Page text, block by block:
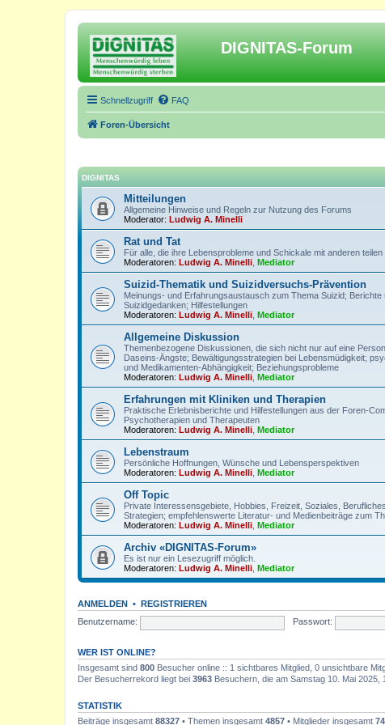
DIGNITAS-Forum
Schnellzugriff FAQ
Foren-Übersicht
DIGNITAS
Mitteilungen
Allgemeine Hinweise und Regeln zur Nutzung des Forums
Moderator: Ludwig A. Minelli
Rat und Tat
Für alle, die ihre Lebensprobleme und Schickale mit anderen
Moderatoren: Ludwig A. Minelli Mediator
Suizid-Thematik und Suizidversuchs-Prävention
Meinungs- und Erfahrungsaustausch zum Thema Suizid;
Suizidgedanken; Hilfestellungen
Moderatoren: Ludwig A. Minelli Mediator
Allgemeine Diskussion
Themenbezogene Diskussionen, die sich nicht nur auf eine
Daseins-Ängste; Bewältigungsstrategien bei Lebensmüdigkeit;
und Medikamenten-Abhängigkeit; Beziehungsprobleme
Moderatoren: Ludwig A. Minelli Mediator
Erfahrungen mit Kliniken und Therapien
Praktische Erlebnisberichte und Hilfestellungen aus der Foren-
Psychotherapien und Therapeuten
Moderatoren: Ludwig A. Minelli Mediator
Lebenstraum
Persönliche Hoffnungen, Wünsche und Lebensperspektiven
Moderatoren: Ludwig A. Minelli Mediator
Off Topic
Private Interessensgebiete, Hobbies, Freizeit, Soziales,
Strategien; empfehlenswerte Literatur- und Medienbeiträge zum
Moderatoren: Ludwig A. Minelli Mediator
Archiv «DIGNITAS-Forum»
Es ist nur ein Lesezugriff möglich.
Moderatoren: Ludwig A. Minelli Mediator
ANMELDEN • REGISTRIEREN
Benutzername:
Passwort:
WER IST ONLINE?
Insgesamt sind 800 Besucher online :: 1 sichtbares Mitglied, 0 unsichtbare
Der Besucherrekord liegt bei 3963 Besuchern, die am Samstag 10. Mai 2025,
STATISTIK
Beiträge insgesamt 88327 • Themen insgesamt 4857 • Mitglieder insgesamt